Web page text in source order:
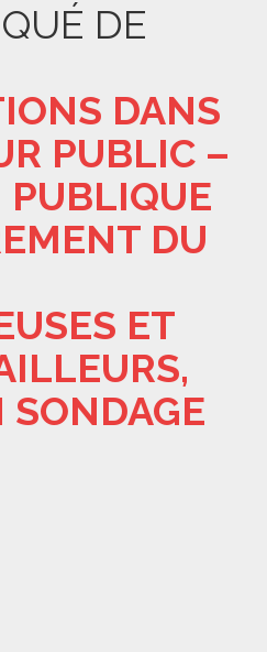
DE
DANS
PUBLIC –
PUBLIQUE
DU
ET